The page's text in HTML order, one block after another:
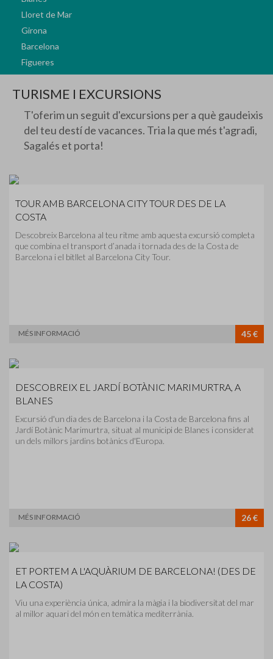
Lloret de Mar
Girona
Barcelona
Figueres
TURISME I EXCURSIONS
T'oferim un seguit d'excursions per a què gaudeixis
del teu destí de vacances. Tria la que més t'agradi,
Sagalés et porta!
TOUR AMB BARCELONA CITY TOUR DES DE LA
COSTA
Descobreix Barcelona al teu ritme amb aquesta excursió completa
que combina el transport d’anada i tornada des de la Costa de
Barcelona i el bitllet al Barcelona City Tour.
MÉS INFORMACIÓ 45 €
DESCOBREIX EL JARDÍ BOTÀNIC MARIMURTRA, A
BLANES
Excursió d'un dia des de Barcelona i la Costa de Barcelona fins al
Jardí Botànic Marimurtra, situat al municipi de Blanes i considerat
un dels millors jardins botànics d'Europa.
MÉS INFORMACIÓ 26 €
ET PORTEM A L'AQUÀRIUM DE BARCELONA! (DES DE
LA COSTA)
Viu una experiència única, admira la màgia i la biodiversitat del mar
al millor aquari del món en temàtica mediterrània.